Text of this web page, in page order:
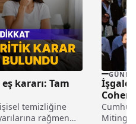
kararı: Tam
temizliğine
rağmen
İşgalci